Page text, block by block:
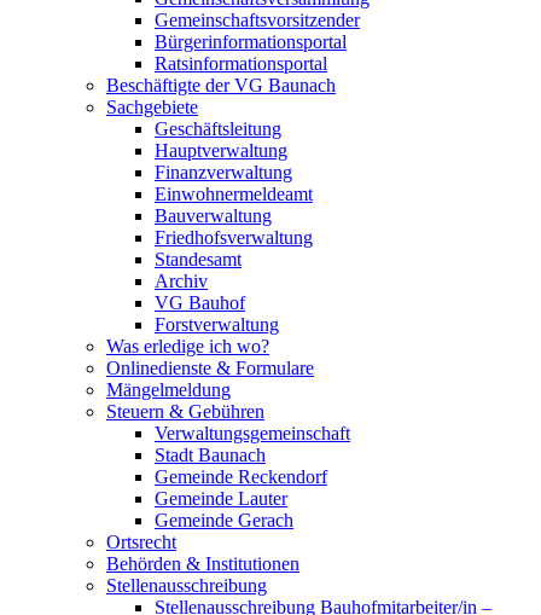
Gemeinschaftsvorsitzender
Bürgerinformationsportal
Ratsinformationsportal
Beschäftigte der VG Baunach
Sachgebiete
Geschäftsleitung
Hauptverwaltung
Finanzverwaltung
Einwohnermeldeamt
Bauverwaltung
Friedhofsverwaltung
Standesamt
Archiv
VG Bauhof
Forstverwaltung
Was erledige ich wo?
Onlinedienste & Formulare
Mängelmeldung
Steuern & Gebühren
Verwaltungsgemeinschaft
Stadt Baunach
Gemeinde Reckendorf
Gemeinde Lauter
Gemeinde Gerach
Ortsrecht
Behörden & Institutionen
Stellenausschreibung
Stellenausschreibung Bauhofmitarbeiter/in –